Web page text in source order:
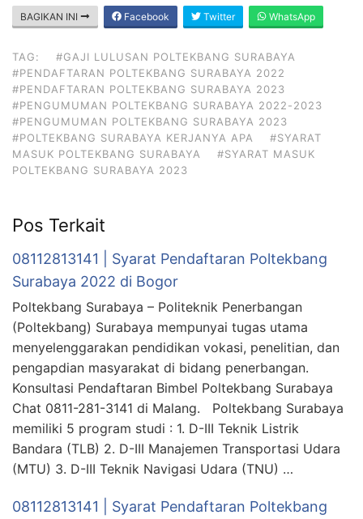
BAGIKAN INI Facebook Twitter WhatsApp
TAG:
#GAJI LULUSAN POLTEKBANG SURABAYA
#PENDAFTARAN POLTEKBANG SURABAYA 2022
#PENDAFTARAN POLTEKBANG SURABAYA 2023
#PENGUMUMAN POLTEKBANG SURABAYA 2022-2023
#PENGUMUMAN POLTEKBANG SURABAYA 2023
#POLTEKBANG SURABAYA KERJANYA APA
#SYARAT
MASUK POLTEKBANG SURABAYA
#SYARAT MASUK
POLTEKBANG SURABAYA 2023
Pos Terkait
08112813141 | Syarat Pendaftaran Poltekbang
Surabaya 2022 di Bogor
Poltekbang Surabaya – Politeknik Penerbangan
(Poltekbang) Surabaya mempunyai tugas utama
menyelenggarakan pendidikan vokasi, penelitian, dan
pengapdian masyarakat di bidang penerbangan.
Konsultasi Pendaftaran Bimbel Poltekbang Surabaya
Chat 0811-281-3141 di Malang. Poltekbang Surabaya
memiliki 5 program studi : 1. D-III Teknik Listrik
Bandara (TLB) 2. D-III Manajemen Transportasi Udara
(MTU) 3. D-III Teknik Navigasi Udara (TNU) …
08112813141 | Syarat Pendaftaran Poltekbang